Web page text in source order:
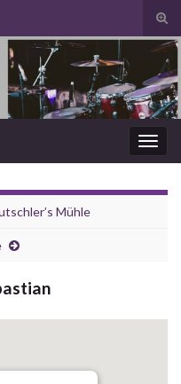
Mühle